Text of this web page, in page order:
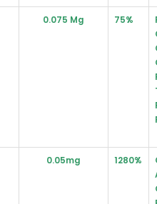
0.075 Mg 75%
0.05mg 1280%